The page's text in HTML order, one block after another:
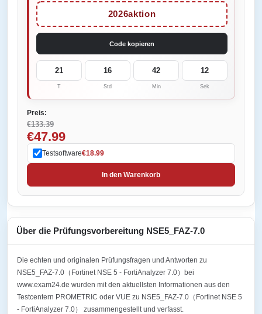
2026aktion
Code kopieren
21
T
16
Std
42
Min
12
Sek
Preis:
€133.39
€47.99
Testsoftware€18.99
In den Warenkorb
Über die Prüfungsvorbereitung NSE5_FAZ-7.0
Die echten und originalen Prüfungsfragen und Antworten zu
NSE5_FAZ-7.0（Fortinet NSE 5 - FortiAnalyzer 7.0）bei
www.exam24.de wurden mit den aktuellsten Informationen aus den
Testcentern PROMETRIC oder VUE zu NSE5_FAZ-7.0（Fortinet NSE 5
- FortiAnalyzer 7.0） zusammengestellt und verfasst.